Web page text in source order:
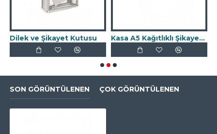
Dilek ve Şikayet Kutusu Kasa A5 Kağıtlıklı Şikayet Kutusu
SON GÖRÜNTÜLENEN ÇOK GÖRÜNTÜLENEN